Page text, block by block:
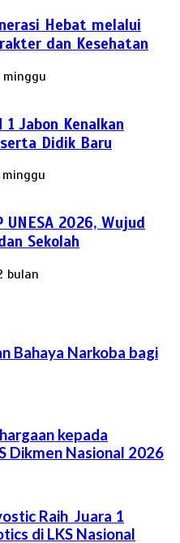
Hebat melalui
dan Kesehatan
minggu
1 Jabon Kenalkan
Didik Baru
UNESA 2026, Wujud
Sekolah
bulan
Bahaya Narkoba bagi
kepada
Dikmen Nasional 2026
Raih Juara 1
di LKS Nasional